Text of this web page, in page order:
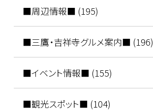
■周辺情報■ (195)
■三鷹・吉祥寺グルメ案内■ (196)
■イベント情報■ (155)
■観光スポット■ (104)